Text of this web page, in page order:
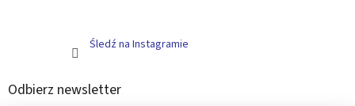
Śledź na Instagramie
Odbierz newsletter